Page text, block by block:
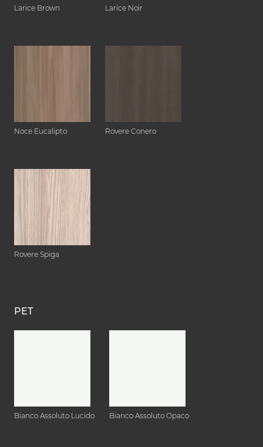
Larice Brown Larice Noir
Noce Eucalipto Rovere Conero
Rovere Spiga
PET
Bianco Assoluto Lucido Bianco Assoluto Opaco